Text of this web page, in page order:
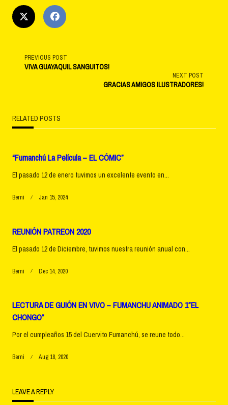
<span
screen-
text">Page</span>
PREVIOUS POST
VIVA GUAYAQUIL SANGUITOS!
NEXT POST
GRACIAS AMIGOS ILUSTRADORES!
RELATED POSTS
“Fumanchú La Película – EL CÓMIC”
El pasado 12 de enero tuvimos un excelente evento en...
Berni Jan 15, 2024
REUNIÓN PATREON 2020
El pasado 12 de Diciembre, tuvimos nuestra reunión anual con...
Berni Dec 14, 2020
LECTURA DE GUIÓN EN VIVO – FUMANCHU ANIMADO 1″EL
CHONGO”
Por el cumpleaños 15 del Cuervito Fumanchú, se reune todo...
Berni Aug 18, 2020
LEAVE A REPLY